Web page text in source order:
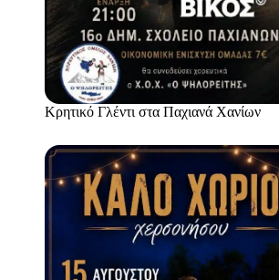
Κρητικό Γλέντι στα Παχιανά Χανίων